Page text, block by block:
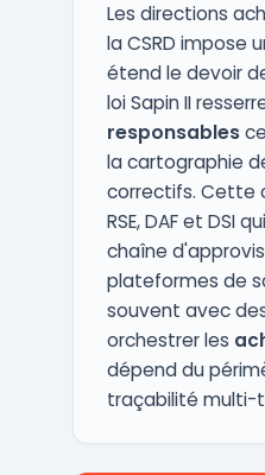
Les directions
la CSRD impose
étend le devoir
loi Sapin II
responsables
la cartographie
correctifs. Cette
RSE, DAF et DSI
chaîne
plateformes de
souvent avec
orchestrer les
dépend du
traçabilité multi-